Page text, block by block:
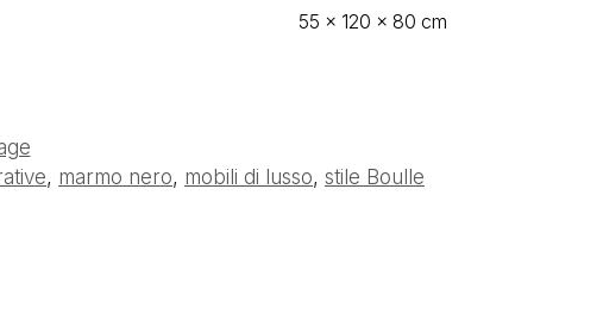
55 × 120 × 80 cm
, marmo nero, mobili di lusso, stile Boulle